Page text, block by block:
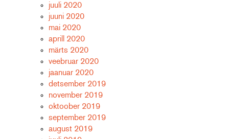
juuli 2020
juuni 2020
mai 2020
aprill 2020
märts 2020
veebruar 2020
jaanuar 2020
detsember 2019
november 2019
oktoober 2019
september 2019
august 2019